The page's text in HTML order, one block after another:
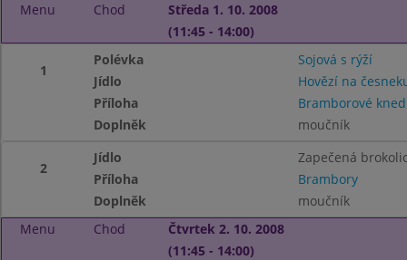
Menu Chod
Středa 1. 10. 2008
(11:45 - 14:00)
1
Polévka
Sojová s rýží
Jídlo
Hovězí na
Příloha
Bramborové
Doplněk
moučník
2
Jídlo
Zapečená
Příloha
Brambory
Doplněk
moučník
Menu
Chod
Čtvrtek 2. 10. 2008
(11:45 - 14:00)